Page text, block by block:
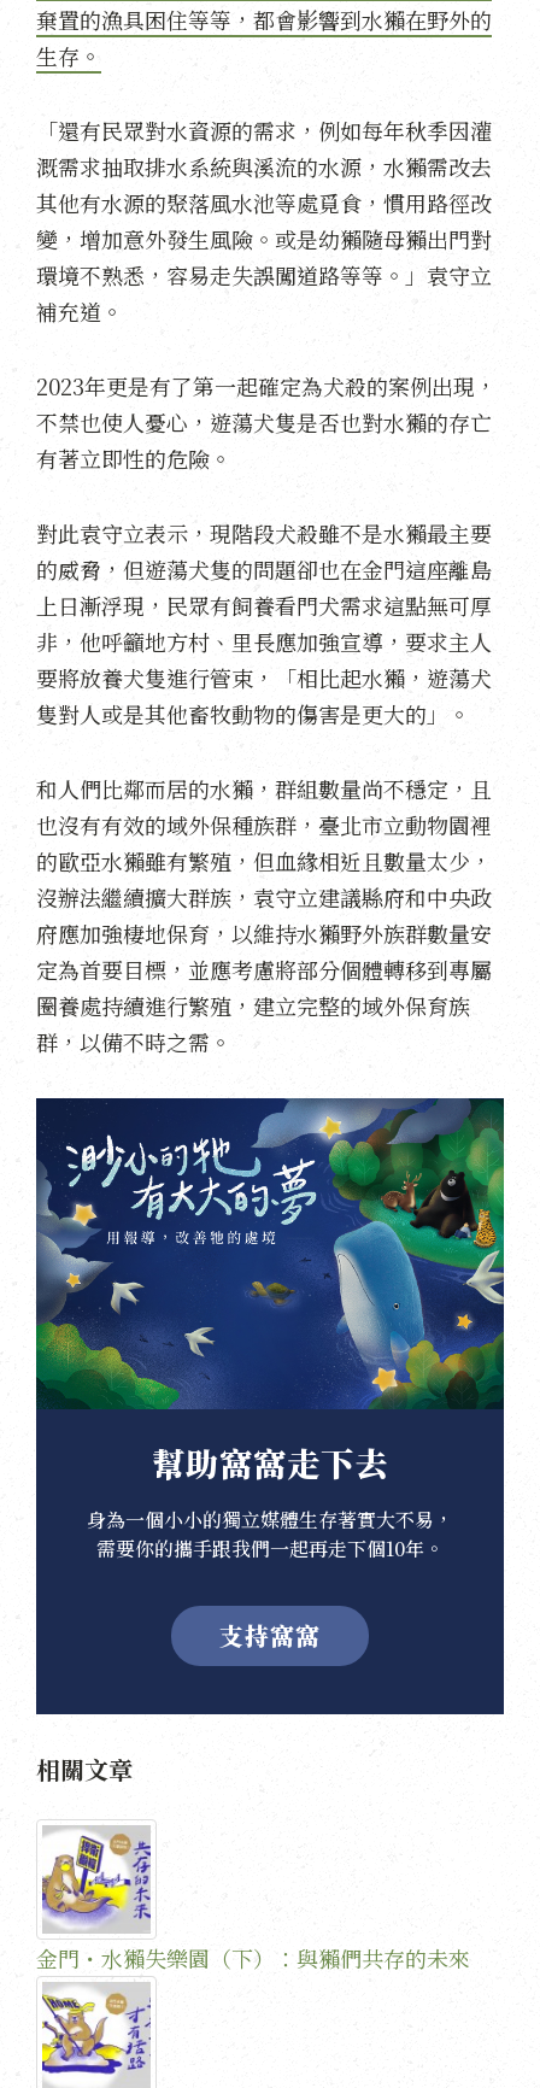
棄置的漁具困住等等，都會影響到水獺在野外的
生存。
「還有民眾對水資源的需求，例如每年秋季因灌
溉需求抽取排水系統與溪流的水源，水獺需改去
其他有水源的聚落風水池等處覓食，慣用路徑改
變，增加意外發生風險。或是幼獺隨母獺出門對
環境不熟悉，容易走失誤闖道路等等。」袁守立
補充道。
2023年更是有了第一起確定為犬殺的案例出現，
不禁也使人憂心，遊蕩犬隻是否也對水獺的存亡
有著立即性的危險。
對此袁守立表示，現階段犬殺雖不是水獺最主要
的威脅，但遊蕩犬隻的問題卻也在金門這座離島
上日漸浮現，民眾有飼養看門犬需求這點無可厚
非，他呼籲地方村、里長應加強宣導，要求主人
要將放養犬隻進行管束，「相比起水獺，遊蕩犬
隻對人或是其他畜牧動物的傷害是更大的」。
和人們比鄰而居的水獺，群組數量尚不穩定，且
也沒有有效的域外保種族群，臺北市立動物園裡
的歐亞水獺雖有繁殖，但血緣相近且數量太少，
沒辦法繼續擴大群族，袁守立建議縣府和中央政
府應加強棲地保育，以維持水獺野外族群數量安
定為首要目標，並應考慮將部分個體轉移到專屬
圈養處持續進行繁殖，建立完整的域外保育族
群，以備不時之需。
幫助窩窩走下去
身為一個小小的獨立媒體生存著實大不易，
需要你的攜手跟我們一起再走下個10年。
支持窩窩
相關文章
金門・水獺失樂園（下）：與獺們共存的未來